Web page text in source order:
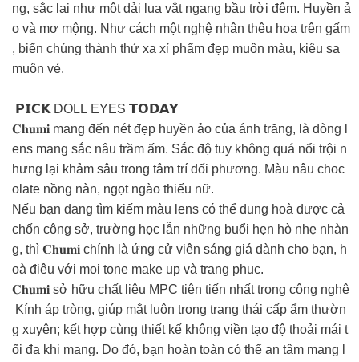
ng, sắc lại như một dải lụa vắt ngang bầu trời đêm. Huyền ả
o và mơ mộng. Như cách một nghệ nhân thêu hoa trên gấm
, biến chúng thành thứ xa xỉ phẩm đẹp muôn màu, kiêu sa
muôn vẻ.
𝗣𝗜𝗖𝗞 DOLL EYES 𝗧𝗢𝗗𝗔𝗬
𝐂𝐡𝐮𝐦𝐢 mang đến nét đẹp huyền ảo của ánh trăng, là dòng l
ens mang sắc nâu trầm ấm. Sắc độ tuy không quá nổi trội n
hưng lại khảm sâu trong tâm trí đối phương. Màu nâu choc
olate nồng nàn, ngọt ngào thiếu nữ.
Nếu bạn đang tìm kiếm màu lens có thể dung hoà được cả
chốn công sở, trường học lẫn những buổi hẹn hò nhẹ nhàn
g, thì 𝐂𝐡𝐮𝐦𝐢 chính là ứng cử viên sáng giá dành cho bạn, h
oà điệu với mọi tone make up và trang phục.
𝐂𝐡𝐮𝐦𝐢 sở hữu chất liệu MPC tiên tiến nhất trong công nghệ
Kính áp tròng, giúp mắt luôn trong trạng thái cấp ẩm thườn
g xuyên; kết hợp cùng thiết kế không viền tạo độ thoải mái t
ối đa khi mang. Do đó, bạn hoàn toàn có thể an tâm mang l